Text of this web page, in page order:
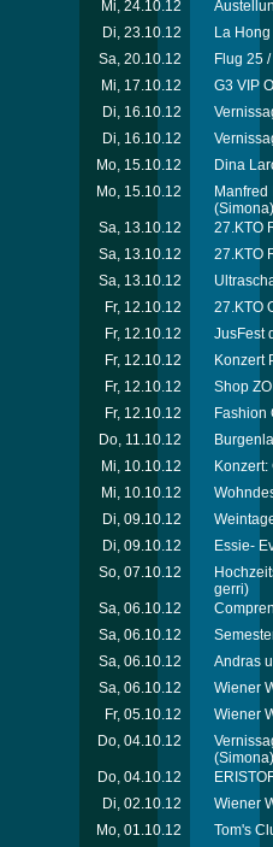
Mi, 24.10.12
Di, 23.10.12
La
Sa, 20.10.12
Flug 25
Mi, 17.10.12
G3 VIP
Di, 16.10.12
Di, 16.10.12
Mo, 15.10.12
Dina
Mo, 15.10.12
(Simona)
Sa, 13.10.12
27.KTO
Sa, 13.10.12
27.KTO
Sa, 13.10.12
Fr, 12.10.12
27.KTO
Fr, 12.10.12
JusFest
Fr, 12.10.12
Konzert
Fr, 12.10.12
Shop
Fr, 12.10.12
Fashion
Do, 11.10.12
Mi, 10.10.12
Mi, 10.10.12
Di, 09.10.12
Di, 09.10.12
Essie-
So, 07.10.12
gerri)
Sa, 06.10.12
Sa, 06.10.12
Sa, 06.10.12
Andras
Sa, 06.10.12
Wiener
Fr, 05.10.12
Wiener
Do, 04.10.12
(Simona)
Do, 04.10.12
Di, 02.10.12
Wiener
Mo, 01.10.12
Tom's